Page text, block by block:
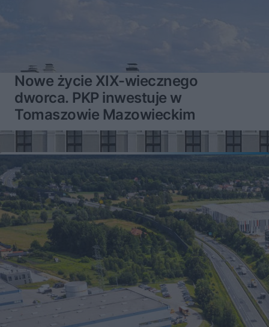
Nowe życie XIX-wiecznego
dworca. PKP inwestuje w
Tomaszowie Mazowieckim